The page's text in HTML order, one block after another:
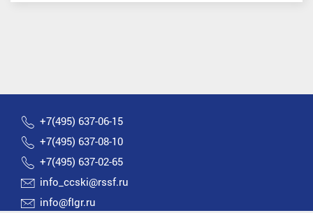
+7(495) 637-06-15
+7(495) 637-08-10
+7(495) 637-02-65
info_ccski@rssf.ru
info@flgr.ru